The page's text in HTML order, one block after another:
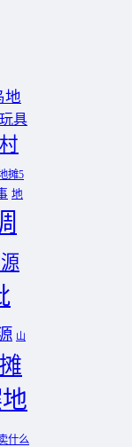
地
具
摊5
地
山
什么